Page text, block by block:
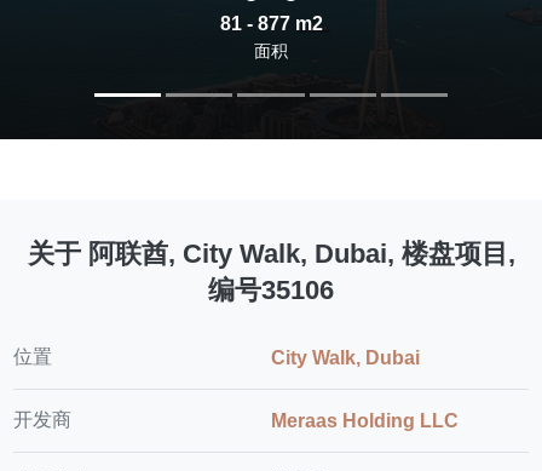
81 - 877 m2
面积
关于 阿联酋, City Walk, Dubai, 楼盘项目,
编号35106
位置 City Walk, Dubai
开发商 Meraas Holding LLC